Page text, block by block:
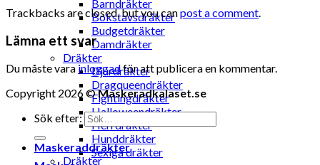
Barndräkter
Bokstavsdräkter
Budgetdräkter
Damdräkter
Dräkter
Djurdräkter
Dragqueendräkter
Fightingdräkter
Halloweendräkter
Herrdräkter
Hunddräkter
Sexiga dräkter
Trackbacks are closed, but you canpost a comment.
Lämna ett svar
Du måste vara inloggadför att publicera en kommentar.
Copyright 2026 ©Maskeradkalaset.se
Sök efter:
Maskeraddräkter
Dräkter